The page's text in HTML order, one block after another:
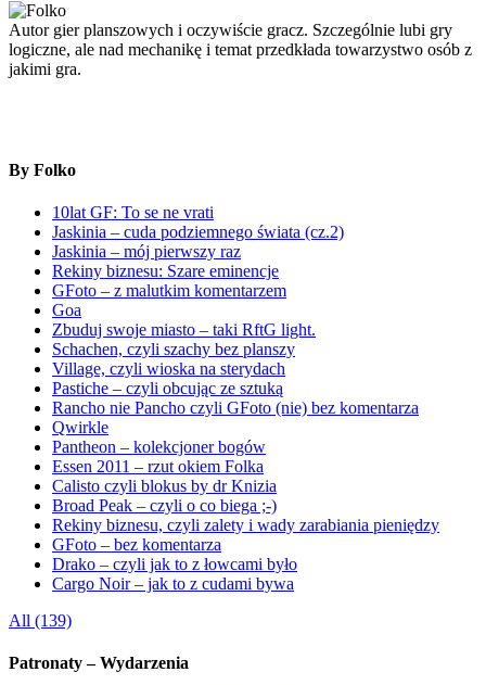
Autor gier planszowych i oczywiście gracz. Szczególnie lubi gry
logiczne, ale nad mechanikę i temat przedkłada towarzystwo osób z
jakimi gra.
By Folko
10lat GF: To se ne vrati
Jaskinia – cuda podziemnego świata (cz.2)
Jaskinia – mój pierwszy raz
Rekiny biznesu: Szare eminencje
GFoto – z malutkim komentarzem
Goa
Zbuduj swoje miasto – taki RftG light.
Schachen, czyli szachy bez planszy
Village, czyli wioska na sterydach
Pastiche – czyli obcując ze sztuką
Rancho nie Pancho czyli GFoto (nie) bez komentarza
Qwirkle
Pantheon – kolekcjoner bogów
Essen 2011 – rzut okiem Folka
Calisto czyli blokus by dr Knizia
Broad Peak – czyli o co biega ;-)
Rekiny biznesu, czyli zalety i wady zarabiania pieniędzy
GFoto – bez komentarza
Drako – czyli jak to z łowcami było
Cargo Noir – jak to z cudami bywa
All (139)
Patronaty – Wydarzenia